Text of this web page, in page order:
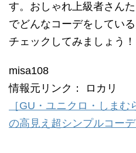
す。おしゃれ上級者さん
でどんなコーデをしてい
チェックしてみましょう！
misa108
情報元リンク： ロカリ
［GU・ユニクロ・しま
の高見え超シンプルコー